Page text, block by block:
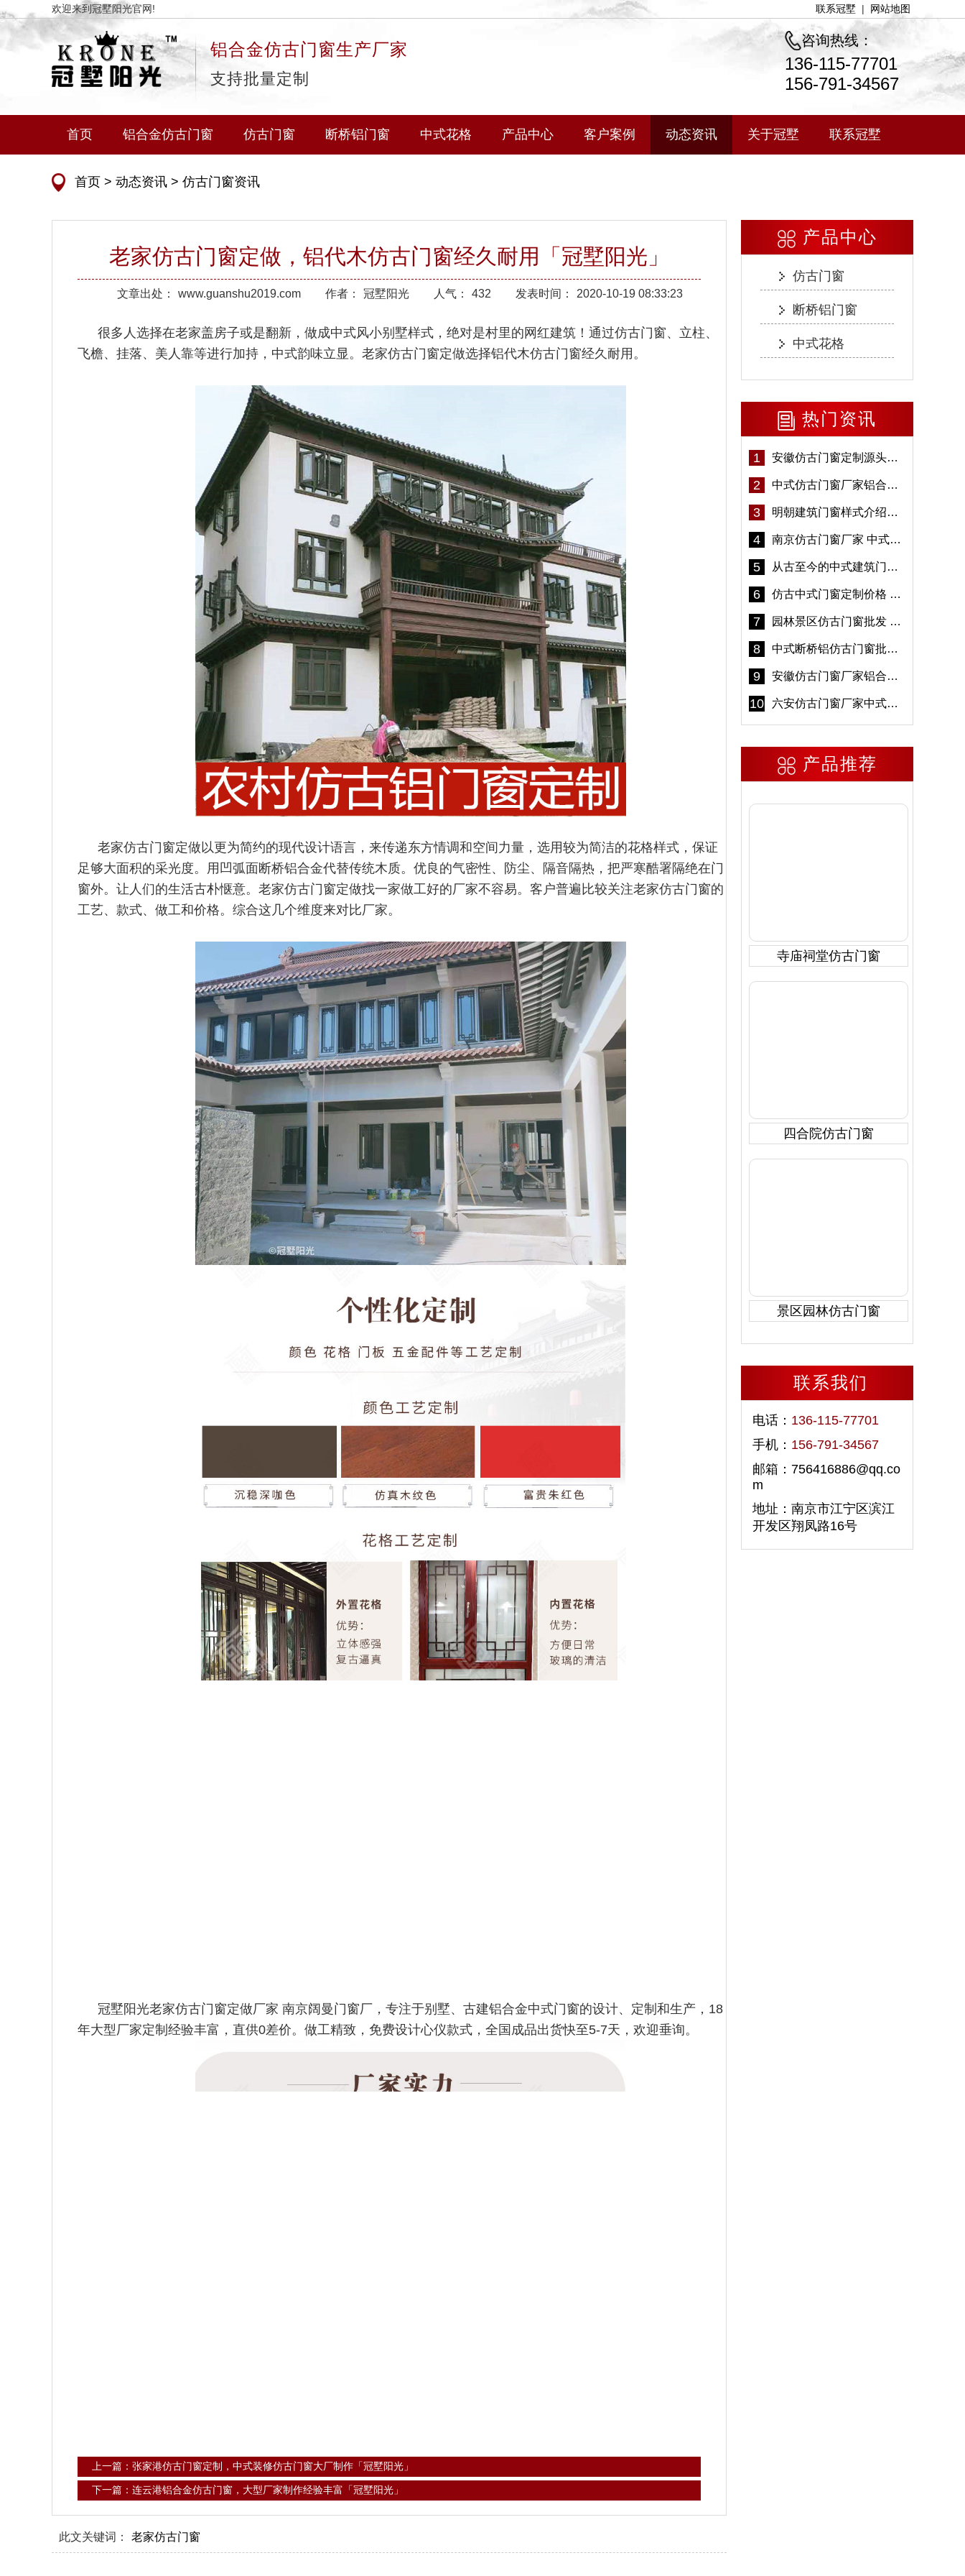
欢迎来到冠墅阳光官网! 联系冠墅 | 网站地图
铝合金仿古门窗生产厂家
支持批量定制
咨询热线：
136-115-77701
156-791-34567
首页 铝合金仿古门窗 仿古门窗 断桥铝门窗 中式花格 产品中心 客户案例 动态资讯 关于冠墅 联系冠墅
首页 > 动态资讯 > 仿古门窗资讯
老家仿古门窗定做，铝代木仿古门窗经久耐用「冠墅阳光」
文章出处： www.guanshu2019.com 作者： 冠墅阳光 人气： 432 发表时间： 2020-10-19 08:33:23
很多人选择在老家盖房子或是翻新，做成中式风小别墅样式，绝对是村里的网红建筑！通过仿古门窗、立柱、
飞檐、挂落、美人靠等进行加持，中式韵味立显。老家仿古门窗定做选择铝代木仿古门窗经久耐用。
老家仿古门窗定做以更为简约的现代设计语言，来传递东方情调和空间力量，选用较为简洁的花格样式，保证
足够大面积的采光度。用凹弧面断桥铝合金代替传统木质。优良的气密性、防尘、隔音隔热，把严寒酷署隔绝在门
窗外。让人们的生活古朴惬意。老家仿古门窗定做找一家做工好的厂家不容易。客户普遍比较关注老家仿古门窗的
工艺、款式、做工和价格。综合这几个维度来对比厂家。
冠墅阳光老家仿古门窗定做厂家 南京阔曼门窗厂，专注于别墅、古建铝合金中式门窗的设计、定制和生产，18
年大型厂家定制经验丰富，直供0差价。做工精致，免费设计心仪款式，全国成品出货快至5-7天，欢迎垂询。
上一篇：张家港仿古门窗定制，中式装修仿古门窗大厂制作「冠墅阳光」
下一篇：连云港铝合金仿古门窗，大型厂家制作经验丰富「冠墅阳光」
此文关键词： 老家仿古门窗
产品中心
仿古门窗
断桥铝门窗
中式花格
热门资讯
1 安徽仿古门窗定制源头厂家 好打理免维护-冠墅阳光
2 中式仿古门窗厂家铝合金仿古门窗定制 5年质保
3 明朝建筑门窗样式介绍——冠墅阳光
4 南京仿古门窗厂家 中式仿古门窗定制 节能防水
5 从古至今的中式建筑门窗到底有多美「冠墅阳光」
6 仿古中式门窗定制价格 铝合金仿古门窗报价
7 园林景区仿古门窗批发 铝合金仿古门窗采购-冠墅阳光
8 中式断桥铝仿古门窗批发 冠墅阳光仿古门窗 6000平米实体工厂
9 安徽仿古门窗厂家铝合金仿古门窗批发 免费设计出货快
10 六安仿古门窗厂家中式仿古门窗制作 6000平米源头厂家
产品推荐
寺庙祠堂仿古门窗
四合院仿古门窗
景区园林仿古门窗
联系我们
电话： 136-115-77701
手机： 156-791-34567
邮箱：756416886@qq.co
m
地址：南京市江宁区滨江
开发区翔凤路16号